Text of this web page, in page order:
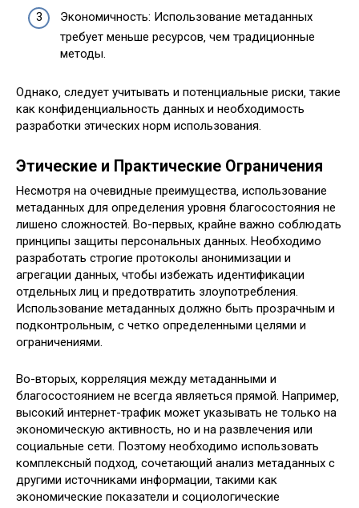
Экономичность: Использование метаданных
требует меньше ресурсов‚ чем традиционные
методы.
Однако‚ следует учитывать и потенциальные риски‚ такие
как конфиденциальность данных и необходимость
разработки этических норм использования.
Этические и Практические Ограничения
Несмотря на очевидные преимущества‚ использование
метаданных для определения уровня благосостояния не
лишено сложностей. Во-первых‚ крайне важно соблюдать
принципы защиты персональных данных. Необходимо
разработать строгие протоколы анонимизации и
агрегации данных‚ чтобы избежать идентификации
отдельных лиц и предотвратить злоупотребления.
Использование метаданных должно быть прозрачным и
подконтрольным‚ с четко определенными целями и
ограничениями.
Во-вторых‚ корреляция между метаданными и
благосостоянием не всегда являеться прямой. Например‚
высокий интернет-трафик может указывать не только на
экономическую активность‚ но и на развлечения или
социальные сети. Поэтому необходимо использовать
комплексный подход‚ сочетающий анализ метаданных с
другими источниками информации‚ такими как
экономические показатели и социологические